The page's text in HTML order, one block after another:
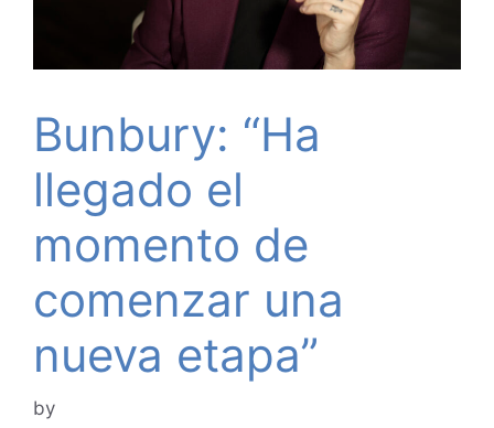
Bunbury: “Ha
llegado el
momento de
comenzar una
nueva etapa”
by